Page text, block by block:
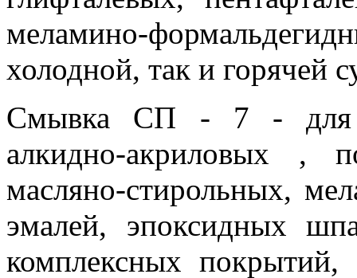
меламино-
холодной, так и горячей
Смывка СП - 7 - для
алкидно-акриловых ,
масляно-стирольных,
эмалей, эпоксидных
комплексных